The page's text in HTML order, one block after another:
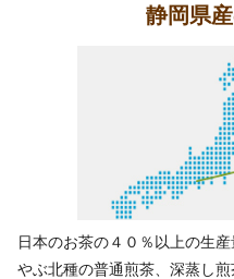
静岡県
日本のお茶の４０％以上の生産
やぶ北種の普通煎茶、深蒸し